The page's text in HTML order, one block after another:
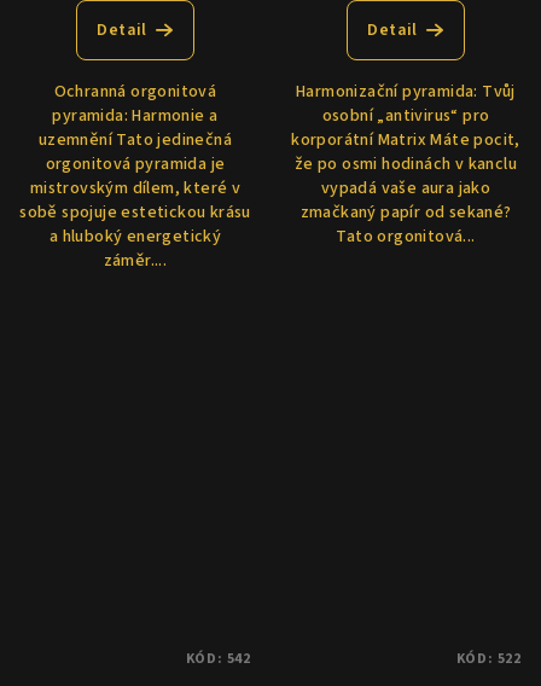
Detail
Ochranná orgonitová
pyramida: Harmonie a
uzemnění Tato jedinečná
orgonitová pyramida je
mistrovským dílem, které v
sobě spojuje estetickou krásu
a hluboký energetický
záměr....
Detail
Harmonizační pyramida: Tvůj
osobní „antivirus“ pro
korporátní Matrix Máte pocit,
že po osmi hodinách v kanclu
vypadá vaše aura jako
zmačkaný papír od sekané?
Tato orgonitová...
KÓD: 542 KÓD: 522